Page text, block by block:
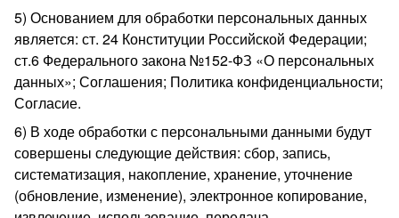
5) Основанием для обработки персональных данных
является: ст. 24 Конституции Российской Федерации;
ст.6 Федерального закона №152-ФЗ «О персональных
данных»; Соглашения; Политика конфиденциальности;
Согласие.
6) В ходе обработки с персональными данными будут
совершены следующие действия: сбор, запись,
систематизация, накопление, хранение, уточнение
(обновление, изменение), электронное копирование,